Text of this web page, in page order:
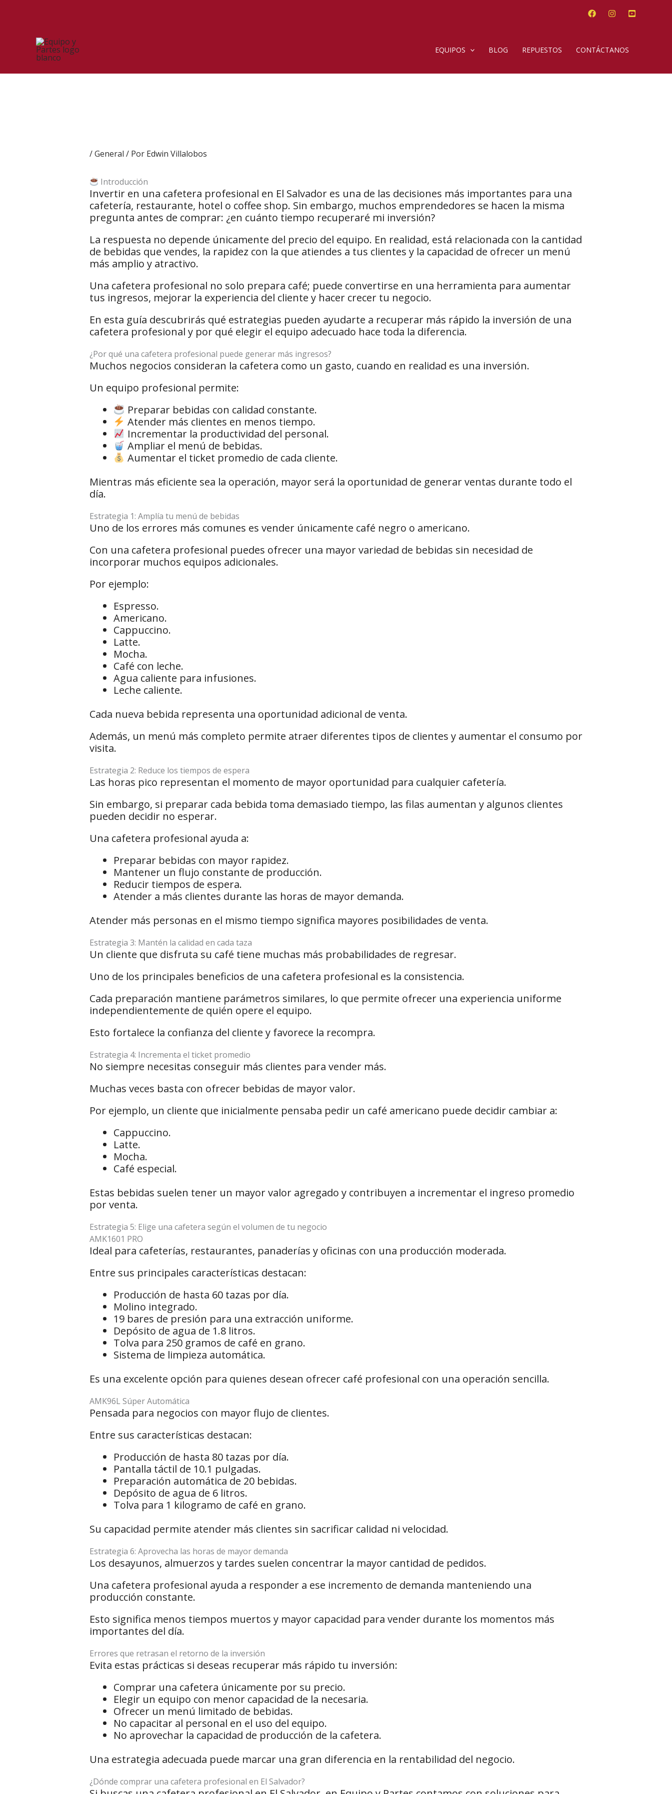
EQUIPOS BLOG REPUESTOS CONTÁCTANOS
/General / Por Edwin Villalobos
Introducción
Invertir en una cafetera profesional en El Salvador es una de las decisiones más importantes para una
cafetería, restaurante, hotel o coffee shop. Sin embargo, muchos emprendedores se hacen la misma
pregunta antes de comprar: ¿en cuánto tiempo recuperaré mi inversión?
La respuesta no depende únicamente del precio del equipo. En realidad, está relacionada con la cantidad
de bebidas que vendes, la rapidez con la que atiendes a tus clientes y la capacidad de ofrecer un menú
más amplio y atractivo.
Una cafetera profesional no solo prepara café; puede convertirse en una herramienta para aumentar
tus ingresos, mejorar la experiencia del cliente y hacer crecer tu negocio.
En esta guía descubrirás qué estrategias pueden ayudarte a recuperar más rápido la inversión de una
cafetera profesional y por qué elegir el equipo adecuado hace toda la diferencia.
¿Por qué una cafetera profesional puede generar más ingresos?
Muchos negocios consideran la cafetera como un gasto, cuando en realidad es una inversión.
Un equipo profesional permite:
Preparar bebidas con calidad constante.
Atender más clientes en menos tiempo.
Incrementar la productividad del personal.
Ampliar el menú de bebidas.
Aumentar el ticket promedio de cada cliente.
Mientras más eficiente sea la operación, mayor será la oportunidad de generar ventas durante todo el
día.
Estrategia 1: Amplía tu menú de bebidas
Uno de los errores más comunes es vender únicamente café negro o americano.
Con una cafetera profesional puedes ofrecer una mayor variedad de bebidas sin necesidad de
incorporar muchos equipos adicionales.
Por ejemplo:
Espresso.
Americano.
Cappuccino.
Latte.
Mocha.
Café con leche.
Agua caliente para infusiones.
Leche caliente.
Cada nueva bebida representa una oportunidad adicional de venta.
Además, un menú más completo permite atraer diferentes tipos de clientes y aumentar el consumo por
visita.
Estrategia 2: Reduce los tiempos de espera
Las horas pico representan el momento de mayor oportunidad para cualquier cafetería.
Sin embargo, si preparar cada bebida toma demasiado tiempo, las filas aumentan y algunos clientes
pueden decidir no esperar.
Una cafetera profesional ayuda a:
Preparar bebidas con mayor rapidez.
Mantener un flujo constante de producción.
Reducir tiempos de espera.
Atender a más clientes durante las horas de mayor demanda.
Atender más personas en el mismo tiempo significa mayores posibilidades de venta.
Estrategia 3: Mantén la calidad en cada taza
Un cliente que disfruta su café tiene muchas más probabilidades de regresar.
Uno de los principales beneficios de una cafetera profesional es la consistencia.
Cada preparación mantiene parámetros similares, lo que permite ofrecer una experiencia uniforme
independientemente de quién opere el equipo.
Esto fortalece la confianza del cliente y favorece la recompra.
Estrategia 4: Incrementa el ticket promedio
No siempre necesitas conseguir más clientes para vender más.
Muchas veces basta con ofrecer bebidas de mayor valor.
Por ejemplo, un cliente que inicialmente pensaba pedir un café americano puede decidir cambiar a:
Cappuccino.
Latte.
Mocha.
Café especial.
Estas bebidas suelen tener un mayor valor agregado y contribuyen a incrementar el ingreso promedio
por venta.
Estrategia 5: Elige una cafetera según el volumen de tu negocio
AMK1601 PRO
Ideal para cafeterías, restaurantes, panaderías y oficinas con una producción moderada.
Entre sus principales características destacan:
Producción de hasta 60 tazas por día.
Molino integrado.
19 bares de presión para una extracción uniforme.
Depósito de agua de 1.8 litros.
Tolva para 250 gramos de café en grano.
Sistema de limpieza automática.
Es una excelente opción para quienes desean ofrecer café profesional con una operación sencilla.
AMK96L Súper Automática
Pensada para negocios con mayor flujo de clientes.
Entre sus características destacan:
Producción de hasta 80 tazas por día.
Pantalla táctil de 10.1 pulgadas.
Preparación automática de 20 bebidas.
Depósito de agua de 6 litros.
Tolva para 1 kilogramo de café en grano.
Su capacidad permite atender más clientes sin sacrificar calidad ni velocidad.
Estrategia 6: Aprovecha las horas de mayor demanda
Los desayunos, almuerzos y tardes suelen concentrar la mayor cantidad de pedidos.
Una cafetera profesional ayuda a responder a ese incremento de demanda manteniendo una
producción constante.
Esto significa menos tiempos muertos y mayor capacidad para vender durante los momentos más
importantes del día.
Errores que retrasan el retorno de la inversión
Evita estas prácticas si deseas recuperar más rápido tu inversión:
Comprar una cafetera únicamente por su precio.
Elegir un equipo con menor capacidad de la necesaria.
Ofrecer un menú limitado de bebidas.
No capacitar al personal en el uso del equipo.
No aprovechar la capacidad de producción de la cafetera.
Una estrategia adecuada puede marcar una gran diferencia en la rentabilidad del negocio.
¿Dónde comprar una cafetera profesional en El Salvador?